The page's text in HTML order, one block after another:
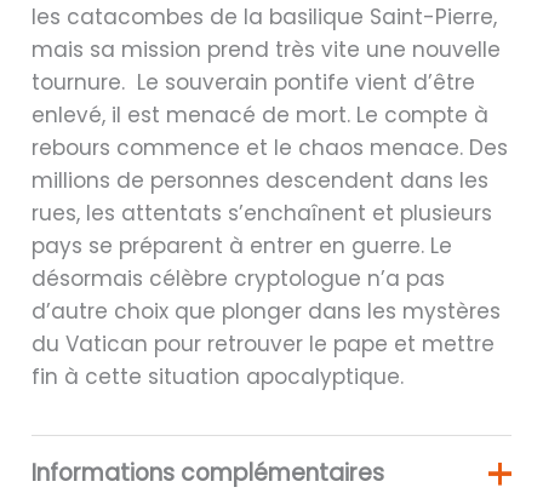
les catacombes de la basilique Saint-Pierre,
mais sa mission prend très vite une nouvelle
tournure. Le souverain pontife vient d’être
enlevé, il est menacé de mort. Le compte à
rebours commence et le chaos menace. Des
millions de personnes descendent dans les
rues, les attentats s’enchaînent et plusieurs
pays se préparent à entrer en guerre. Le
désormais célèbre cryptologue n’a pas
d’autre choix que plonger dans les mystères
du Vatican pour retrouver le pape et mettre
fin à cette situation apocalyptique.
Informations complémentaires